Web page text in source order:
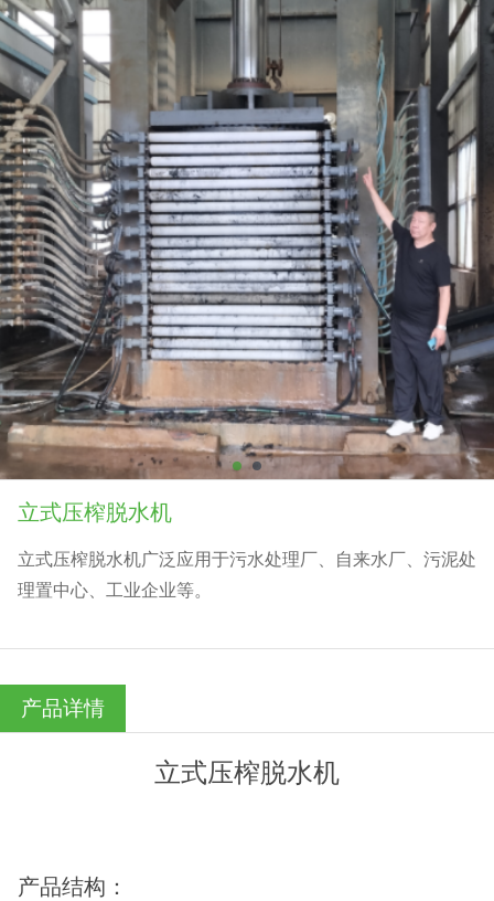
立式压榨脱水机
立式压榨脱水机广泛应用于污水处理厂、自来水厂、污泥处
理置中心、工业企业等。
产品详情
立式压榨脱水机
产品结构：